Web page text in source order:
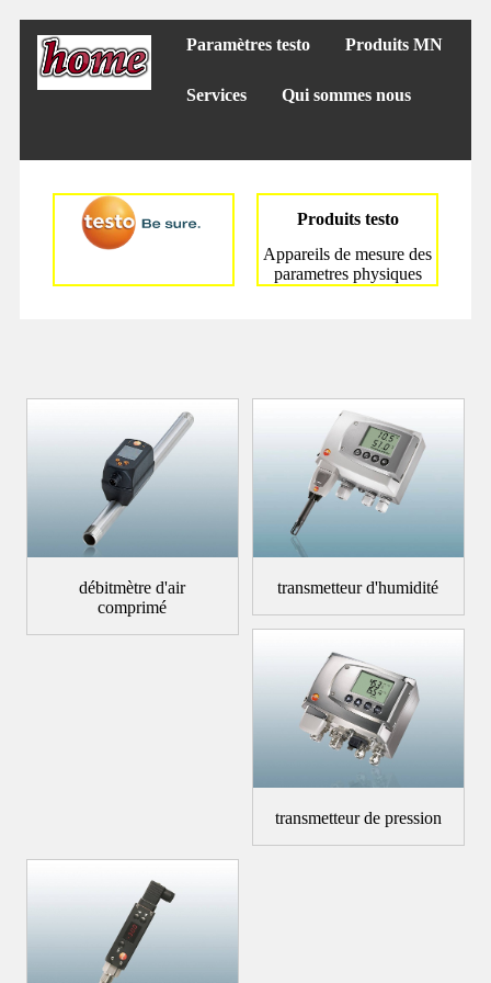
Paramètres testo Produits MN
Services Qui sommes nous
Produits testo
Appareils de mesure des
parametres physiques
débitmètre d'air
comprimé
transmetteur d'humidité
transmetteur de pression